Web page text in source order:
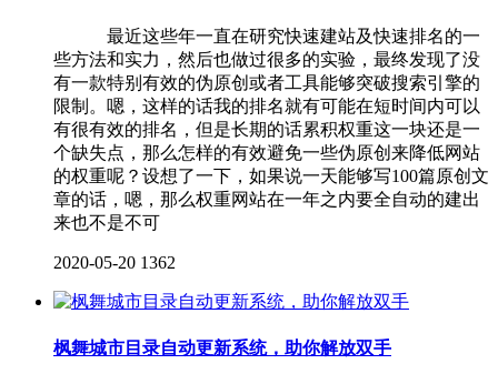
最近这些年一直在研究快速建站及快速排名的一
些方法和实力，然后也做过很多的实验，最终发现了没
有一款特别有效的伪原创或者工具能够突破搜索引擎的
限制。嗯，这样的话我的排名就有可能在短时间内可以
有很有效的排名，但是长期的话累积权重这一块还是一
个缺失点，那么怎样的有效避免一些伪原创来降低网站
的权重呢？设想了一下，如果说一天能够写100篇原创文
章的话，嗯，那么权重网站在一年之内要全自动的建出
来也不是不可
2020-05-20 1362
枫舞城市目录自动更新系统，助你解放双手